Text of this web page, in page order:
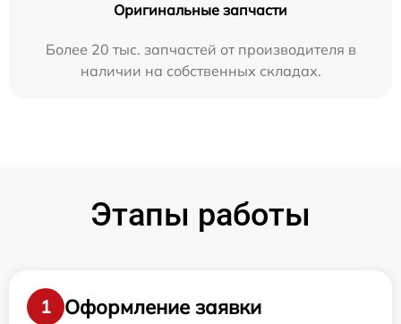
Оригинальные запчасти
Более 20 тыс. запчастей от производителя в
наличии на собственных складах.
Этапы работы
1
Оформление заявки